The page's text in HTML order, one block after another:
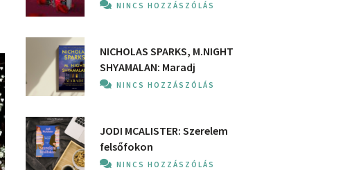
NINCS HOZZÁSZÓLÁS
NICHOLAS SPARKS, M.NIGHT
SHYAMALAN: Maradj
NINCS HOZZÁSZÓLÁS
JODI MCALISTER: Szerelem
felsőfokon
NINCS HOZZÁSZÓLÁS